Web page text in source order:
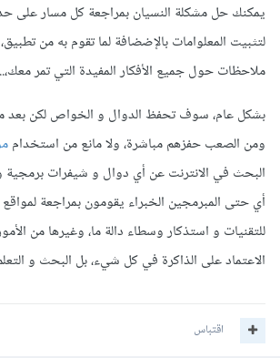
يمكنك حل مشكلة النسيان بمراجعة كل مسار على
لتثبيت المعلوامات بالإضضافة لما تقوم به من
ملاحظات حول جميع الأفكار المفيدة التي تمر معك،..
بشكل عام، سوف تحفظ الدوال و الخواص لكن بعد
ومن الصعب حفزهم مباشرة، ولا مانع من استخدام
البحث في الانترنت عن أي دوال و شيفرات برمجية
أي حتى المبرمجين الخبراء يقومون بمراجعة لمواقع
للتقنيات و استذكار وسطاء دالة ما، وغيرها من
الاعتماد على الذاكرة في كل شيء، بل البحث و
اقتباس